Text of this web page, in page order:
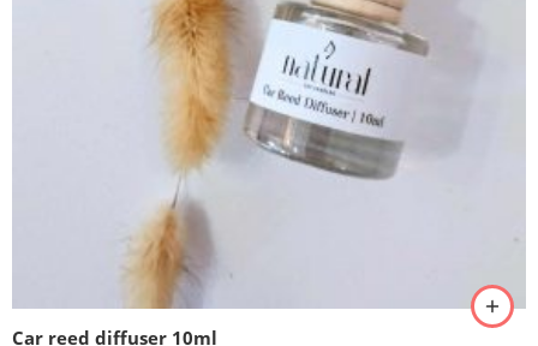
Car reed diffuser 10ml